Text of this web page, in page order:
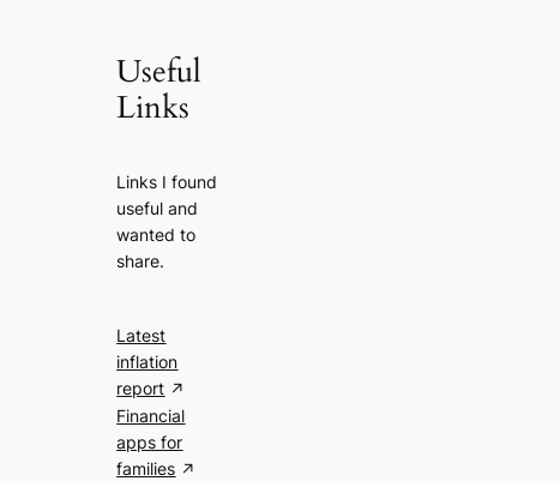
Useful
Links
Links I found
useful and
wanted to
share.
Latest
inflation
report
Financial
apps for
families